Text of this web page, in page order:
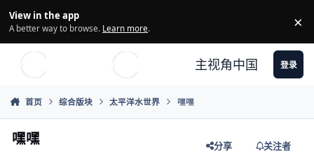
View in the app
A better way to browse. Learn more. ×
主视角中国 登录
首页 综合版块 太平洋水世界 嘿嘿
嘿嘿 分享
关注者